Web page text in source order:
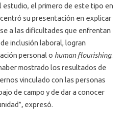
estudio, el primero de este tipo en
su presentación en explicar
a las dificultades que enfrentan
inclusión laboral, logran
personal o human flourishing.
mostrado los resultados de
vinculado con las personas
de campo y de dar a conocer
expresó.